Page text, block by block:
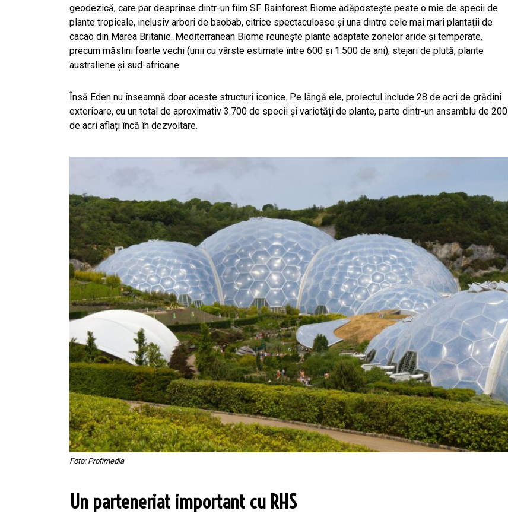
geodezică, care par desprinse dintr-un film SF. Rainforest Biome adăpostește peste o mie de specii de
plante tropicale, inclusiv arbori de baobab, citrice spectaculoase și una dintre cele mai mari plantații de
cacao din Marea Britanie. Mediterranean Biome reunește plante adaptate zonelor aride și temperate,
precum măslini foarte vechi (unii cu vârste estimate între 600 și 1.500 de ani), stejari de plută, plante
australiene și sud-africane.
Însă Eden nu înseamnă doar aceste structuri iconice. Pe lângă ele, proiectul include 28 de acri de grădini
exterioare, cu un total de aproximativ 3.700 de specii și varietăți de plante, parte dintr-un ansamblu de 200
de acri aflați încă în dezvoltare.
Foto: Profimedia
Un parteneriat important cu RHS